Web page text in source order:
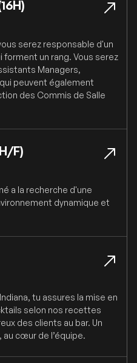
serez responsable d'un
un rang. Vous serez
Managers,
peuvent également
des Commis de Salle
F)
a la recherche d'une
dynamique et
tu assures la mise en
selon nos recettes
des clients au bar. Un
cœur de l’équipe.